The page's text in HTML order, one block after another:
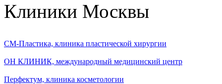
Клиники Москвы
СМ-Пластика, клиника пластической хирургии
ОН КЛИНИК, международный медицинский центр
Перфектум, клиника косметологии